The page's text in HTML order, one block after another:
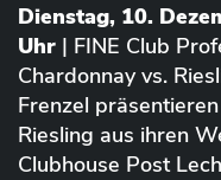
Dienstag, 10.
Uhr | FINE Club
Chardonnay vs.
Frenzel
Riesling aus ihren
Clubhouse Post